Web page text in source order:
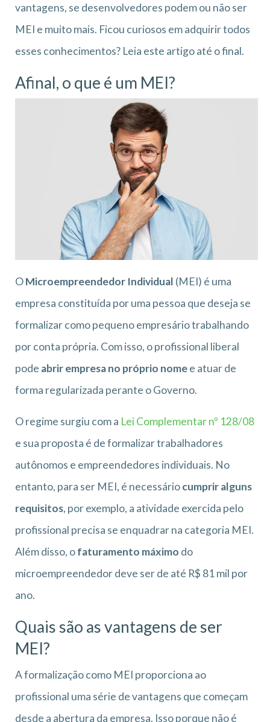
vantagens, se desenvolvedores podem ou não ser
MEI e muito mais. Ficou curiosos em adquirir todos
esses conhecimentos? Leia este artigo até o final.
Afinal, o que é um MEI?
OMicroempreendedor Individual (MEI) é uma
empresa constituída por uma pessoa que deseja se
formalizar como pequeno empresário trabalhando
por conta própria. Com isso, o profissional liberal
pode abrir empresa no próprio nomee atuar de
forma regularizada perante o Governo.
O regime surgiu com a Lei Complementar nº 128/08
e sua proposta é de formalizar trabalhadores
autônomos e empreendedores individuais. No
entanto, para ser MEI, é necessáriocumprir alguns
requisitos, por exemplo, a atividade exercida pelo
profissional precisa se enquadrar na categoria MEI.
Além disso, ofaturamento máximo do
microempreendedor deve ser de até R$ 81 mil por
ano.
Quais são as vantagens de ser
MEI?
A formalização como MEI proporciona ao
profissional uma série de vantagens que começam
desde a abertura da empresa. Isso porque não é